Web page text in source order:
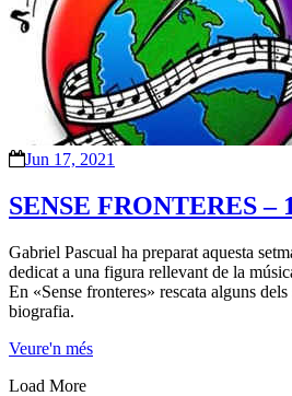
Jun 17, 2021
SENSE FRONTERES –
Gabriel Pascual ha preparat aquesta
dedicat a una figura rellevant de la
En «Sense fronteres» rescata alguns dels
biografia.
Veure'n més
Load More